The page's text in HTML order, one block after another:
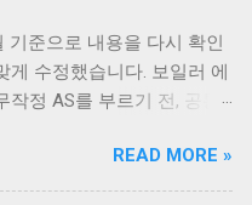
기준으로 내용을 다시 확인
게 수정했습니다. 보일러 에
정 AS를 부르기 전, 공통
, 2) 전원 플러그를 뽑았다가
는지(리셋), 3) 실내 온도
READ MORE »